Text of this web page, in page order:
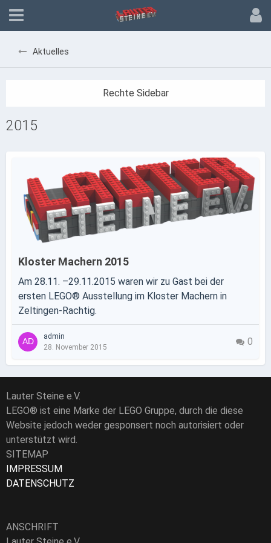
Aktuelles
2015
Kloster Machern 2015
Am 28.11. –29.11.2015 waren wir zu Gast bei der
ersten LEGO® Ausstellung im Kloster Machern in
Zeltingen-Rachtig.
admin
28. November 2015
0
Lauter Steine e.V.
LEGO® ist eine Marke der LEGO Gruppe, durch die diese
Website jedoch weder gesponsert noch autorisiert oder
unterstützt wird.
SITEMAP
IMPRESSUM
DATENSCHUTZ
ANSCHRIFT